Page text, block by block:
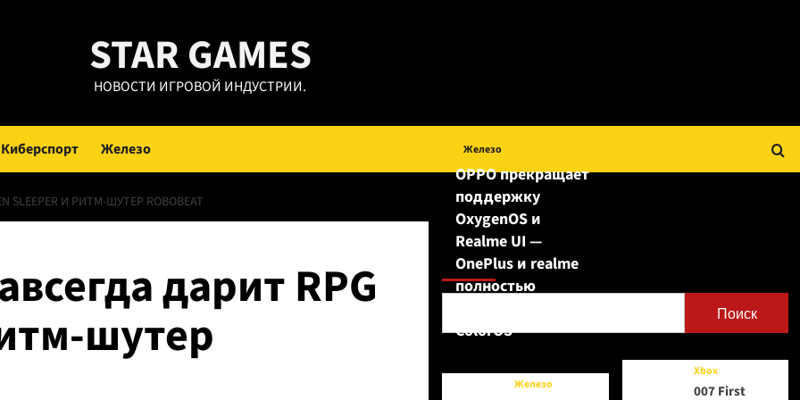
STAR GAMES
НОВОСТИ ИГРОВОЙ ИНДУСТРИИ.
Киберспорт Железо
И РИТМ-ШУТЕР ROBOBEAT
дарит RPG
шутер
Поиск
Поиск
Железо
OPPO прекращает
поддержку
OxygenOS и
Realme UI —
OnePlus и realme
полностью
ColorOS
Железо
Xbox
007 First